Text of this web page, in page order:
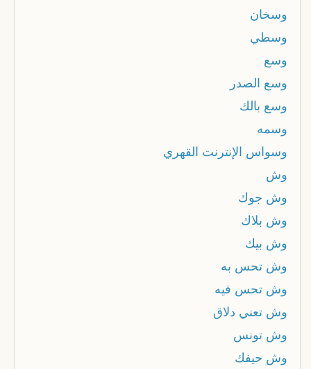
وسخان
وسطي
وسع
وسع الصدر
وسع بالك
وسمه
وسواس الإنترنت القهري
وش
وش جوك
وش بلاك
وش بيك
وش تحس به
وش تحس فيه
وش تعني دلاق
وش تونس
وش حيفك